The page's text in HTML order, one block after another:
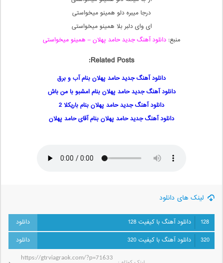
درجا میبره دلو همینو میخواستی
ای وای دلبر بلا همینو میخواستی
منبع: دانلود آهنگ جدید حامد پهلان – همینو میخواستی
Related Posts:
دانلود آهنگ جدید حامد پهلان بنام آب و برق
دانلود آهنگ جدید حامد پهلان بنام امشبو با من باش
دانلود آهنگ جدید حامد پهلان بنام باریکلا 2
دانلود آهنگ جدید حامد پهلان بنام آقای حامد پهلان
لینک های دانلود
128
دانلود آهنگ با کیفیت 128
320
دانلود آهنگ با کیفیت 320